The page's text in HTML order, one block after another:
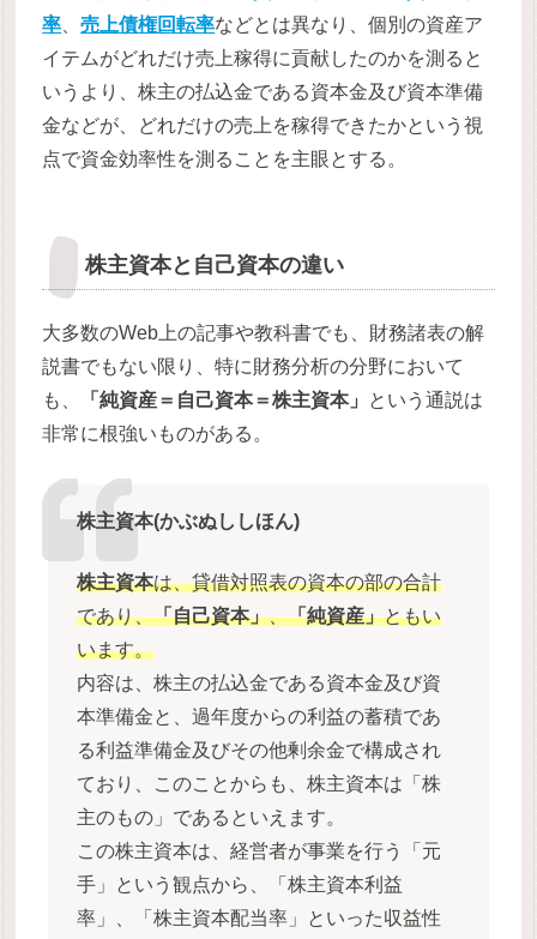
率 、売上債権回転率などとは異なり、個別の資産ア
イテムがどれだけ売上稼得に貢献したのかを測ると
いうより、株主の払込金である資本金及び資本準備
金などが、どれだけの売上を稼得できたかという視
点で資金効率性を測ることを主眼とする。
株主資本と自己資本の違い
大多数のWeb上の記事や教科書でも、財務諸表の解
説書でもない限り、特に財務分析の分野において
も、
「純資産＝自己資本＝株主資本」
という通説は
非常に根強いものがある。
株主資本(かぶぬししほん)
株主資本は、貸借対照表の資本の部の合計
であり、「自己資本」、「純資産」ともい
います。
内容は、株主の払込金である資本金及び資
本準備金と、過年度からの利益の蓄積であ
る利益準備金及びその他剰余金で構成され
ており、このことからも、株主資本は「株
主のもの」であるといえます。
この株主資本は、経営者が事業を行う「元
手」という観点から、「株主資本利益
率」、「株主資本配当率」といった収益性